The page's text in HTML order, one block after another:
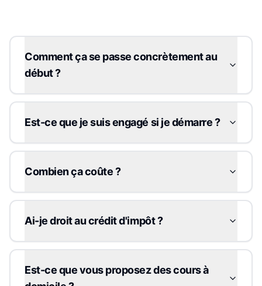
Comment ça se passe concrètement au
début ?
Est-ce que je suis engagé si je démarre ?
Combien ça coûte ?
Ai-je droit au crédit d'impôt ?
Est-ce que vous proposez des cours à